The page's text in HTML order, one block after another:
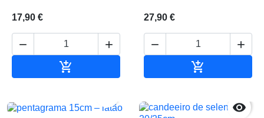
17,90 €
 

27,90 €
 

